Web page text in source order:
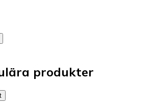
produkter